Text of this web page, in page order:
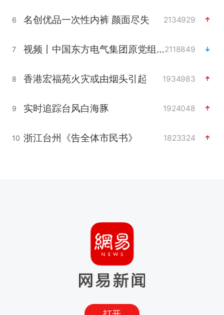
6 名创优品一次性内裤 颜面尽失 2134929
7 视频丨中国东方电气集团原党组副书记、董事宋致远被查2118849
8 香港宏福苑火灾或由烟头引起 1934983
9 实时追踪台风白海豚 1924048
10 浙江台州《告全体市民书》 1823324